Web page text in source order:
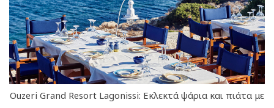
Ouzeri Grand Resort Lagonissi: Εκλεκτά ψάρια και πιάτα με